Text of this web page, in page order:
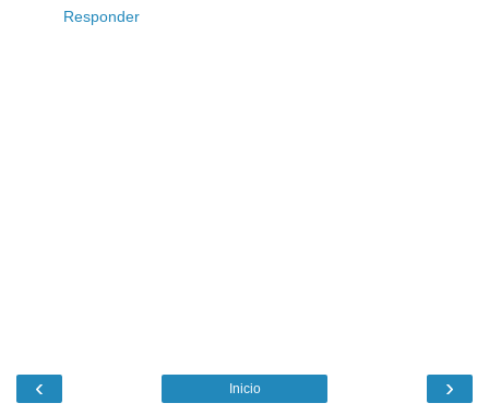
Responder
‹ ›
Inicio